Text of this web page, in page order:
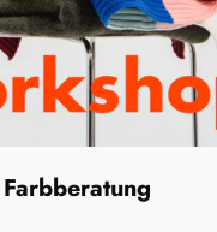
Farbberatung